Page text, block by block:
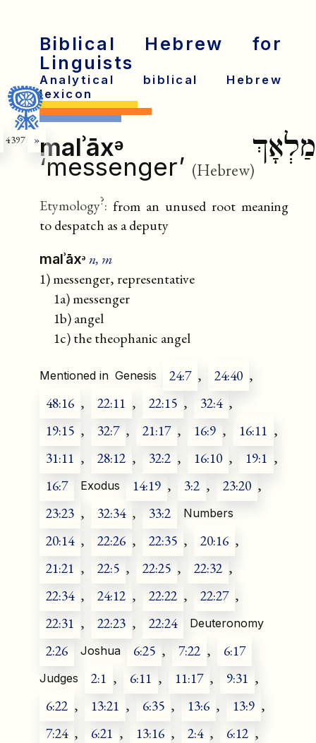
Biblical Hebrew for
Linguists
Analytical biblical Hebrew
lexicon
4397 »malʾāxᵊ מַלְאָךְ ‘messenger’ (Hebrew)
Etymology?: from an unused root meaning
to despatch as a deputy
malʾāxᵊ n, m
1) messenger, representative
1a) messenger
1b) angel
1c) the theophanic angel
Mentioned in Genesis 24:7 , 24:40 ,
48:16 , 22:11 , 22:15 , 32:4 ,
19:15 , 32:7 , 21:17 , 16:9 , 16:11 ,
31:11 , 28:12 , 32:2 , 16:10 , 19:1 ,
16:7
Exodus 14:19 , 3:2 , 23:20 ,
23:23 , 32:34 , 33:2 Numbers
20:14 , 22:26 , 22:35 , 20:16 ,
21:21 , 22:5 , 22:25 , 22:32 ,
22:34 , 24:12 , 22:22 , 22:27 ,
22:31 , 22:23 , 22:24 Deuteronomy
2:26 Joshua 6:25 , 7:22 , 6:17
Judges 2:1 , 6:11 , 11:17 , 9:31 ,
6:22 , 13:21 , 6:35 , 13:6 , 13:9 ,
7:24 , 6:21 , 13:16 , 2:4 , 6:12 ,